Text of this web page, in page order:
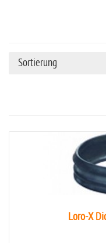
Sortierung
Loro-X